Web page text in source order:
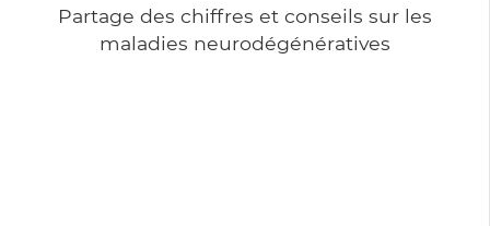
Partage des chiffres et conseils sur les
maladies neurodégénératives